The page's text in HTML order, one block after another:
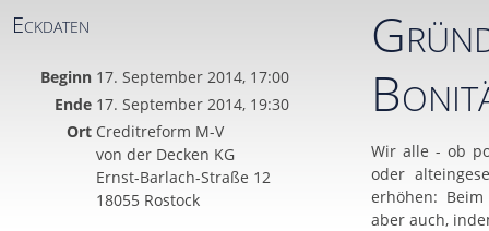
Eckdaten
Beginn 17. September 2014, 17:00
Ende 17. September 2014, 19:30
Ort Creditreform M-V
von der Decken KG
Ernst-Barlach-Straße 12
18055 Rostock
Wir alle - ob
oder
erhöhen:
aber auch,